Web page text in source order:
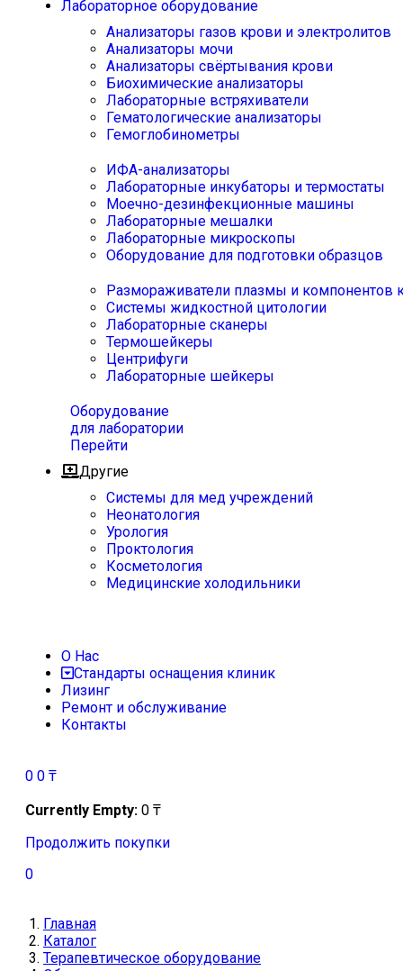
Лабораторное оборудование
Анализаторы газов крови и электролитов
Анализаторы мочи
Анализаторы свёртывания крови
Биохимические анализаторы
Лабораторные встряхиватели
Гематологические анализаторы
Гемоглобинометры
ИФА-анализаторы
Лабораторные инкубаторы и термостаты
Моечно-дезинфекционные машины
Лабораторные мешалки
Лабораторные микроскопы
Оборудование для подготовки образцов
Размораживатели плазмы и компонентов
Системы жидкостной цитологии
Лабораторные сканеры
Термошейкеры
Центрифуги
Лабораторные шейкеры
Оборудование
для лаборатории
Перейти
Другие
Системы для мед учреждений
Неонатология
Урология
Проктология
Косметология
Медицинские холодильники
О Нас
Стандарты оснащения клиник
Лизинг
Ремонт и обслуживание
Контакты
0 0 ₸
Currently Empty: 0 ₸
Продолжить покупки
0
Главная
Каталог
Терапевтическое оборудование